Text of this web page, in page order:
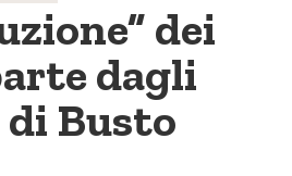
dei
dagli
Busto